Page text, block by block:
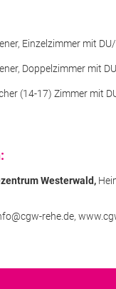
Einzelzimmer mit
Doppelzimmer mit
(14-17) Zimmer mit
Westerwald,
rehe.de,